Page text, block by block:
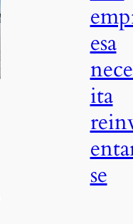
esa
ita
se